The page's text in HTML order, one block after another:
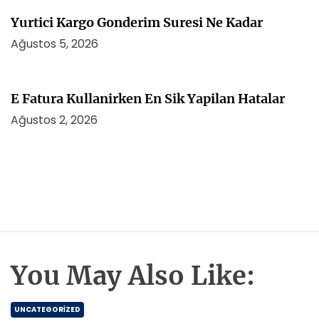
Yurtici Kargo Gonderim Suresi Ne Kadar
Ağustos 5, 2026
E Fatura Kullanirken En Sik Yapilan Hatalar
Ağustos 2, 2026
You May Also Like:
UNCATEGORIZED